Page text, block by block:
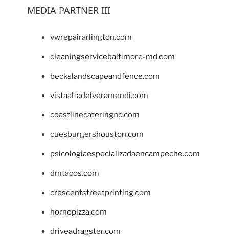
MEDIA PARTNER III
vwrepairarlington.com
cleaningservicebaltimore-md.com
beckslandscapeandfence.com
vistaaltadelveramendi.com
coastlinecateringnc.com
cuesburgershouston.com
psicologiaespecializadaencampeche.com
dmtacos.com
crescentstreetprinting.com
hornopizza.com
driveadragster.com